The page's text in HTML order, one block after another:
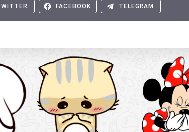
FACEBOOK TELEGRAM